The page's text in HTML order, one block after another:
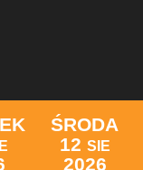
ŚRODA
12 SIE
2026